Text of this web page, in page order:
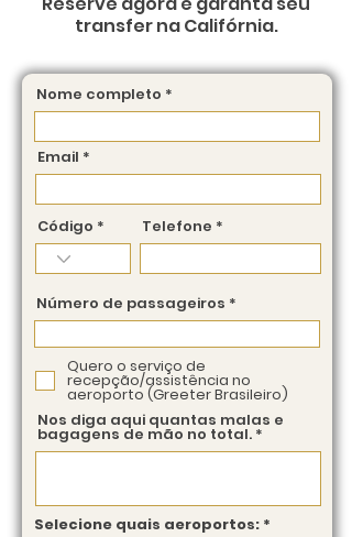
✔ Bagagens
✔ Orientações sobre imigração e
alfândega
✔ Conexão com o transfer
✔ Apoio no check-in com
companhias aéreas (em
ou viajantes que valorizam uma
recepção diferenciada.
Solicite o serviço de assistência
no momento da reserva do seu
transfer na Califórnia.
Nome completo
Email
Código Telefone
Número de passageiros
Quero o serviço de
recepção/assistência no
aeroporto (Greeter Brasileiro)
Nos diga aqui quantas malas e
bagagens de mão no total.
Selecione quais aeroportos: *